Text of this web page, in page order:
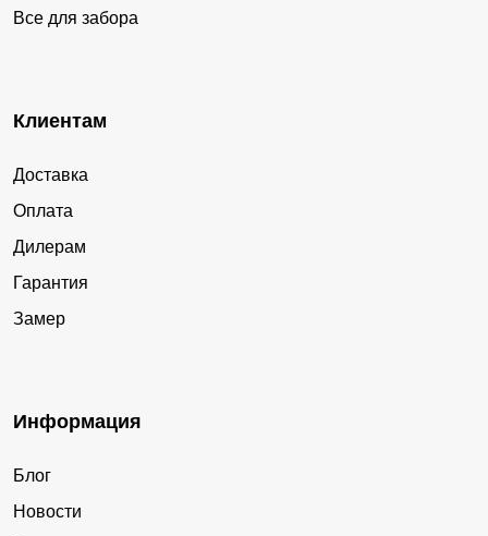
Все для забора
Клиентам
Доставка
Оплата
Дилерам
Гарантия
Замер
Информация
Блог
Новости